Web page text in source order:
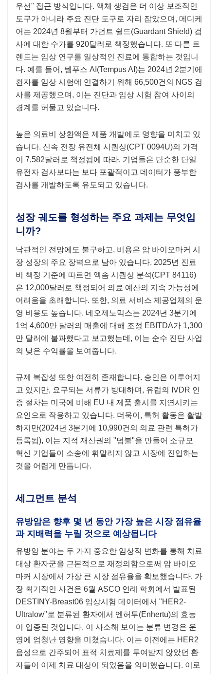
우선" 접근 방식입니다. 액체 생검은 더 이상 보조적인
도구가 아니라 주요 진단 도구로 자리 잡았으며, 메디케
어는 2024년 8월부터 가던트 쉴드(Guardant Shield) 검
사에 대한 수가를 920달러로 책정했습니다. 또 다른 트
렌드는 임상 연구를 일상적인 진료에 통합하는 것입니
다. 예를 들어, 템푸스 AI(Tempus AI)는 2024년 2분기에
환자를 임상 시험에 연결하기 위해 66,500건의 NGS 검
사를 제공했으며, 이는 진단과 임상 시험 참여 사이의
경계를 허물고 있습니다.
높은 의료비 상환액은 제품 개발에도 영향을 미치고 있
습니다. 신속 전장 유전체 시퀀싱(CPT 0094U)의 가격
이 7,582달러로 책정됨에 따라, 기업들은 단순한 단일
유전자 검사보다는 보다 포괄적이고 데이터가 풍부한
검사를 개발하도록 유도되고 있습니다.
성장 궤도를 형성하는 주요 과제는 무엇입
니까?
낙관적인 전망에도 불구하고, 비용은 암 바이오마커 시
장 성장의 주요 장벽으로 남아 있습니다. 2025년 진료
비 책정 기준에 따르면 엑솜 시퀀싱 분석(CPT 84116)
은 12,000달러로 책정되어 의료 예산의 지속 가능성에
어려움을 초래합니다. 또한, 의료 서비스 제공업체의 운
영 비용도 높습니다. 네오제노믹스는 2024년 3분기에
1억 4,600만 달러의 매출에 대해 조정 EBITDA가 1,300
만 달러에 불과했다고 보고했는데, 이는 순수 진단 사업
의 낮은 수익률을 보여줍니다.
규제 복잡성 또한 여전히 존재합니다. 승인은 이루어지
고 있지만, 요구되는 서류가 방대하며, 유럽의 IVDR 인
증 절차는 미국에 비해 EU 내 제품 출시를 지연시키는
요인으로 작용하고 있습니다. 더욱이, 특허 활동은 활발
하지만(2024년 3분기에 10,990건의 의료 관련 특허가
등록됨), 이는 지적 재산권의 "덤불"을 만들어 소규모
혁신 기업들이 소송에 휘말리지 않고 시장에 진입하는
것을 어렵게 만듭니다.
세그먼트 분석
유방암은 향후 몇 년 동안 가장 높은 시장 점유율
과 지배력을 누릴 것으로 예상됩니다
유방암 분야는 두 가지 중요한 임상적 변화를 통해 치료
대상 환자군을 근본적으로 재정의함으로써 암 바이오
마커 시장에서 가장 큰 시장 점유율을 확보했습니다. 가
장 획기적인 사건은 6월 ASCO 연례 학회에서 발표된
DESTINY-Breast06 임상시험 데이터에서 "HER2-
Ultralow"로 분류된 환자에서 엔허투(Enhertu)의 효능
이 입증된 것입니다. 이 사소해 보이는 분류 변경은 운
영에 엄청난 영향을 미쳤습니다. 이는 이전에는 HER2
음성으로 간주되어 표적 치료제를 투여받지 않았던 환
자들이 이제 치료 대상이 되었음을 의미했습니다. 이로